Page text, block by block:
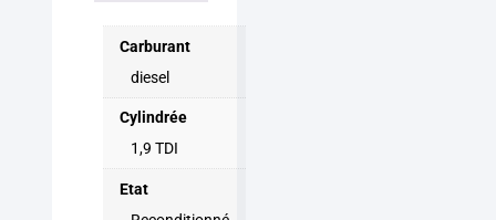
Carburant
diesel
Cylindrée
1,9 TDI
Etat